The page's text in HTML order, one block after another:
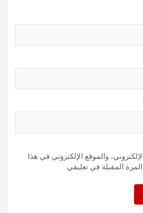
والموقع الإلكتروني في هذا
المقبلة في تعليقي.